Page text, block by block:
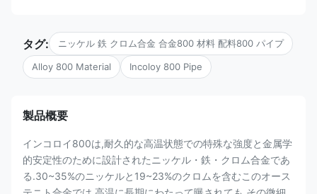
タグ: ニッケル 鉄 クロム合金 合金800 材料 配料800 パイプ
Alloy 800 Material Incoloy 800 Pipe
製品概要
インコロイ800は,耐久的な高温状態での特殊な強度と金属学
的安定性のために設計されたニッケル・鉄・クロム合金であ
る.30~35%のニッケルと19~23%のクロムを含むこのオース